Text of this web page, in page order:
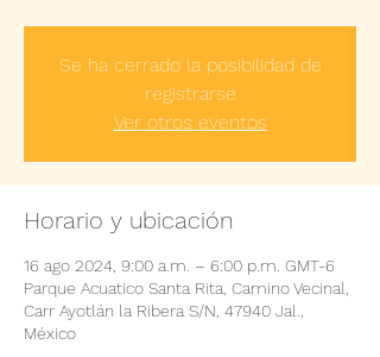
Se ha cerrado la posibilidad de
registrarse
Ver otros eventos
Horario y ubicación
16 ago 2024, 9:00 a.m. – 6:00 p.m. GMT-6
Parque Acuatico Santa Rita, Camino Vecinal,
Carr Ayotlán la Ribera S/N, 47940 Jal.,
México